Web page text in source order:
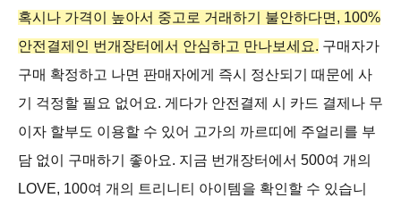
혹시나 가격이 높아서 중고로 거래하기 불안하다면, 100%
안전결제인 번개장터에서 안심하고 만나보세요. 구매자가
구매 확정하고 나면 판매자에게 즉시 정산되기 때문에 사
기 걱정할 필요 없어요. 게다가 안전결제 시 카드 결제나 무
이자 할부도 이용할 수 있어 고가의 까르띠에 주얼리를 부
담 없이 구매하기 좋아요. 지금 번개장터에서 500여 개의
LOVE, 100여 개의 트리니티 아이템을 확인할 수 있습니